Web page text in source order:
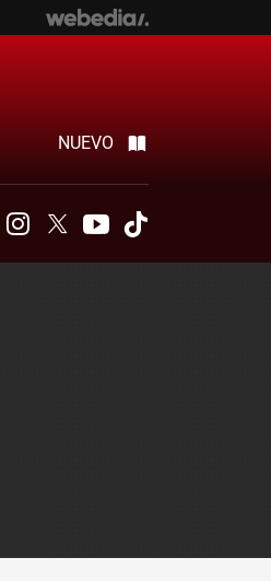
NUEVO
FacebookInstagram
Twitter Youtube